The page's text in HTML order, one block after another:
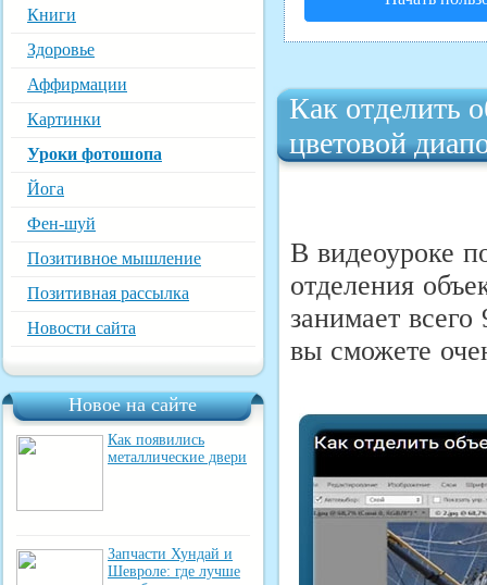
Книги
Здоровье
Аффирмации
Картинки
Уроки фотошопа
Йога
Фен-шуй
Позитивное мышление
Позитивная рассылка
Новости сайта
Новое на сайте
Как появились
металлические двери
Запчасти Хундай и
Шевроле: где лучше
Как отделить
цветовой
В видеоуроке
отделения
занимает
вы сможете